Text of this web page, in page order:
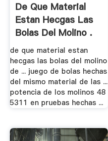
De Que Material
Estan Hecgas Las
Bolas Del Molino .
de que material estan
hecgas las bolas del molino
de ... juego de bolas hechas
del mismo material de las ...
potencia de los molinos 48
5311 en pruebas hechas ...